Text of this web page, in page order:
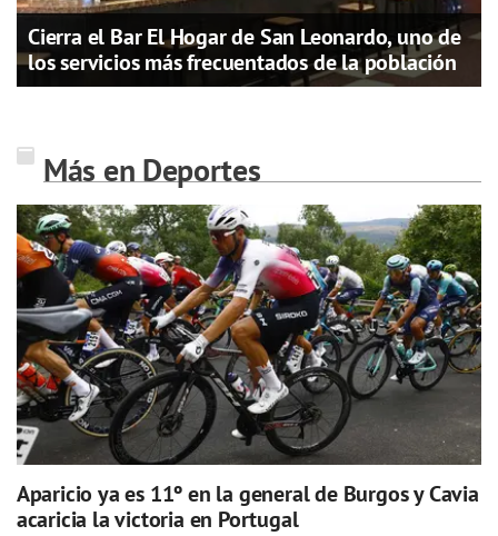
Cierra el Bar El Hogar de San Leonardo, uno de
los servicios más frecuentados de la población
Más en Deportes
Aparicio ya es 11º en la general de Burgos y Cavia
acaricia la victoria en Portugal